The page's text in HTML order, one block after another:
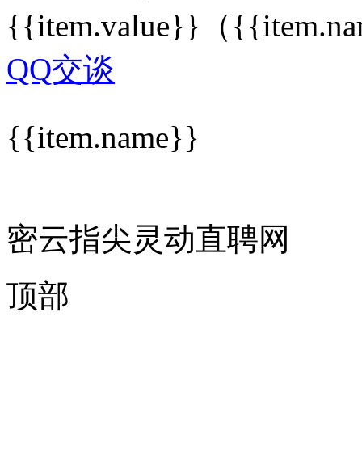
{{item.value}} （
QQ交谈
{{item.name}}
密云指尖灵动直聘网
顶部